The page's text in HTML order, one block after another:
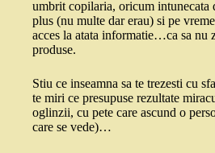
umbrit copilaria, oricum intunecata
plus (nu multe dar erau) si pe
acces la atata informatie…ca sa nu
produse.
Stiu ce inseamna sa te trezesti cu
te miri ce presupuse rezultate
oglinzii, cu pete care ascund o
care se vede)…